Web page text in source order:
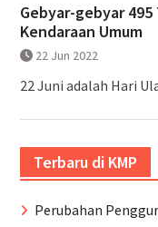
Gebyar-gebyar
Kendaraan Umum
22 Jun 2022
22 Juni adalah Hari
Terbaru di KMP
Perubahan